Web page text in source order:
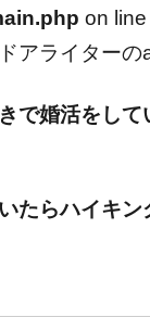
on line
アライターの
で婚活をし
たらハイキ